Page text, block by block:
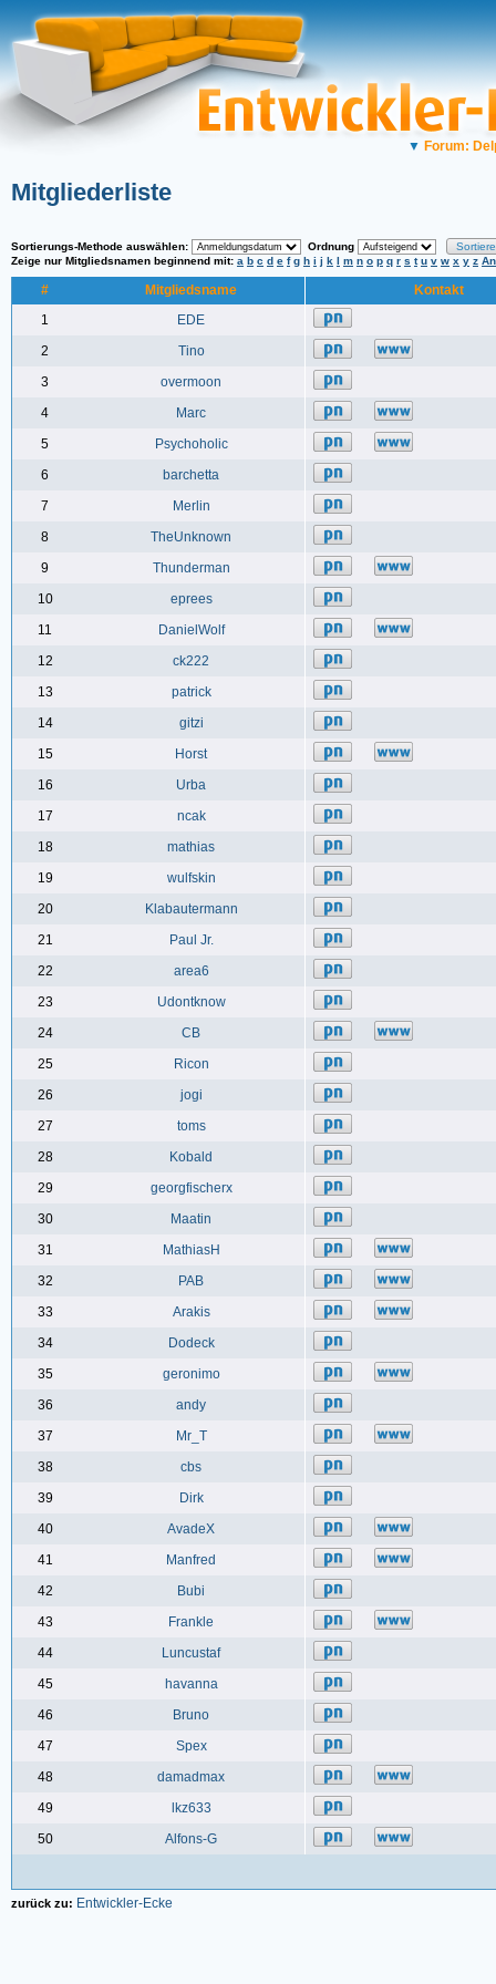
▼ Forum:
Mitgliederliste
Sortierungs-Methode auswählen:
Ordnung
Zeige nur Mitgliedsnamen beginnend mit: a b c d e f g h i j k l m n o p q r s t u v w x y z
# Mitgliedsname
Kontakt
1
EDE
2
Tino
3
overmoon
4
Marc
5
Psychoholic
6
barchetta
7
Merlin
8
TheUnknown
9
Thunderman
10
eprees
11
DanielWolf
12
ck222
13
patrick
14
gitzi
15
Horst
16
Urba
17
ncak
18
mathias
19
wulfskin
20
Klabautermann
21
Paul Jr.
22
area6
23
Udontknow
24
CB
25
Ricon
26
jogi
27
toms
28
Kobald
29
georgfischerx
30
Maatin
31
MathiasH
32
PAB
33
Arakis
34
Dodeck
35
geronimo
36
andy
37
Mr_T
38
cbs
39
Dirk
40
AvadeX
41
Manfred
42
Bubi
43
Frankle
44
Luncustaf
45
havanna
46
Bruno
47
Spex
48
damadmax
49
lkz633
50
Alfons-G
zurück zu: Entwickler-Ecke